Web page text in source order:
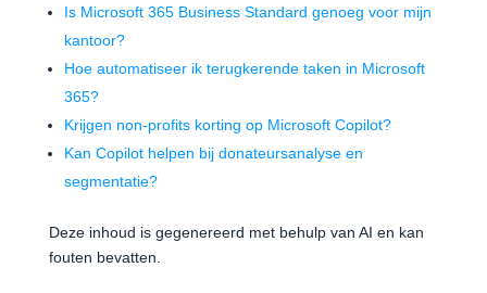
Is Microsoft 365 Business Standard genoeg voor mijn
kantoor?
Hoe automatiseer ik terugkerende taken in Microsoft
365?
Krijgen non-profits korting op Microsoft Copilot?
Kan Copilot helpen bij donateursanalyse en
segmentatie?
Deze inhoud is gegenereerd met behulp van AI en kan
fouten bevatten.